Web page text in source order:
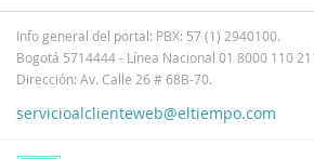
Info general del portal: PBX: 57 (1) 2940100.
Bogotá 5714444 - Línea Nacional 01 8000 110
Dirección: Av. Calle 26 # 68B-70.
servicioalclienteweb@eltiempo.com